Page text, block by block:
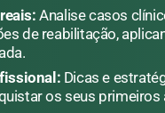
: Analise casos
de reabilitação,
Dicas e
os seus primeiros